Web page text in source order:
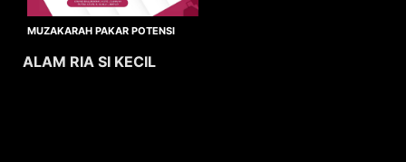
MUZAKARAH PAKAR POTENSI
ALAM RIA SI KECIL